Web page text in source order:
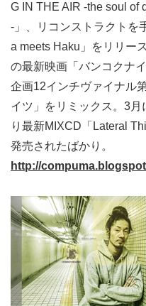
G IN THE AIR -the soul of
-」、リコンストラクトを
a meets Haku」をリリー
の最新映画「バンコクナ
企画12インチヴァイナル
イツ」をリミックス。3
り最新MIXCD「Lateral
発売されたばかり。
http://